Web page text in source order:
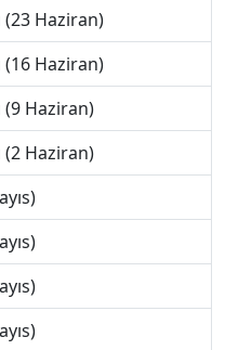
(23 Haziran)
(16 Haziran)
(9 Haziran)
(2 Haziran)